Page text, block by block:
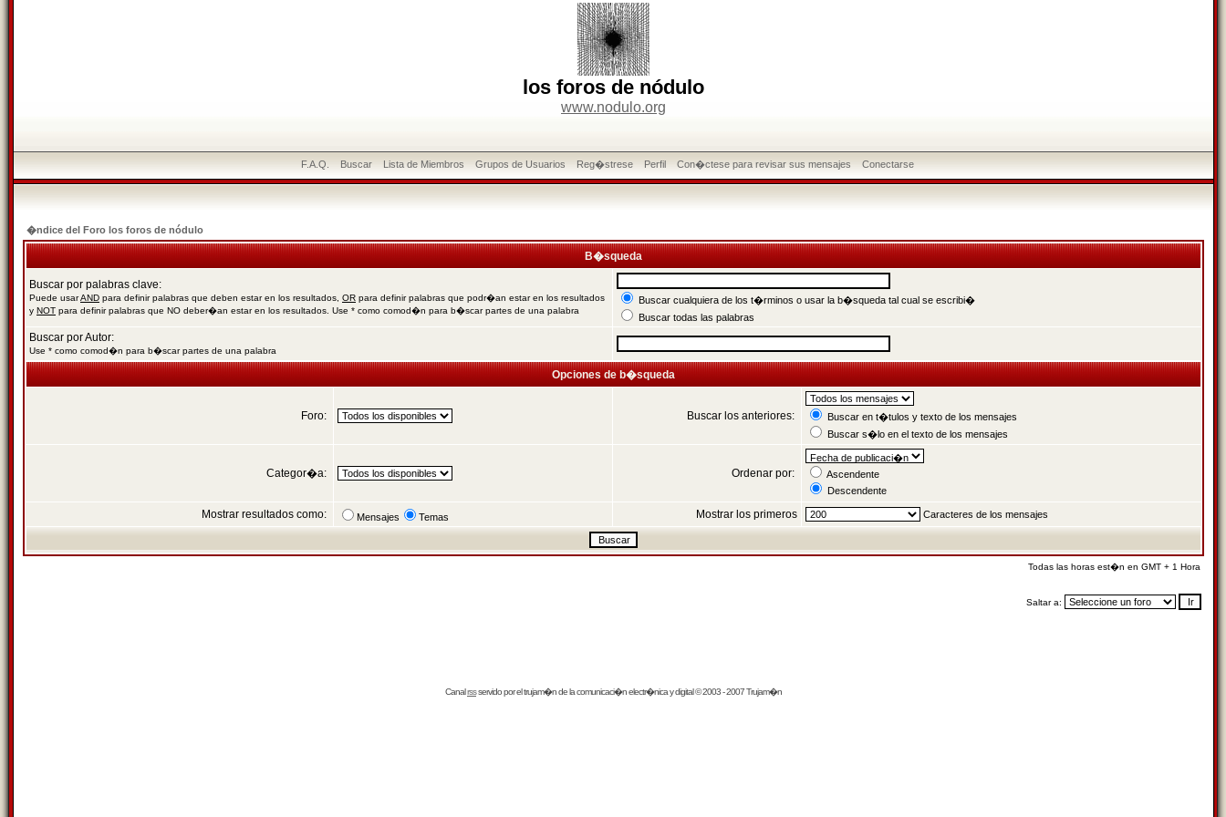
los foros de nódulo
www.nodulo.org
F.A.Q. Buscar Lista de Miembros Grupos de Usuarios Reg�strese Perfil Con�ctese para revisar sus mensajes Conectarse
�ndice del Foro los foros de nódulo
B�squeda
Buscar por palabras clave:
Puede usarAND para definir palabras que deben estar en los resultados, OR para definir palabras que podr�an estar en los resultados
y NOT para definir palabras que NO deber�an estar en los resultados. Use * como comod�n para b�scar partes de una palabra
Buscar cualquiera de los t�rminos o usar la b�squeda tal cual se escribi�
Buscar todas las palabras
Buscar por Autor:
Use * como comod�n para b�scar partes de una palabra
Opciones de b�squeda
Foro: Buscar los anteriores:
Buscar en t�tulos y texto de los mensajes
Buscar s�lo en el texto de los mensajes
Categor�a: Ordenar por:
Ascendente
Descendente
Mostrar resultados como: Mensajes Temas Mostrar los primeros Caracteres de los mensajes
Todas las horas est�n en GMT + 1 Hora
Saltar a:
Canalrssservido por eltrujam�nde la comunicaci�n electr�nica y digital © 2003 - 2007 Trujam�n